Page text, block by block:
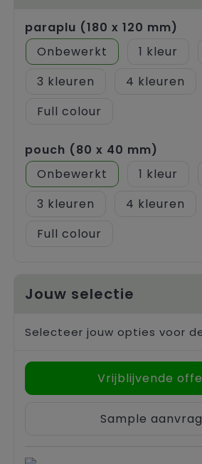
paraplu (180 x 120 mm)
Onbewerkt
1
3
4
Full colour
pouch (80 x 40 mm)
Onbewerkt
1
3
4
Full colour
Jouw selectie
Selecteer jouw opties voor
Vrijblijvende
Sample